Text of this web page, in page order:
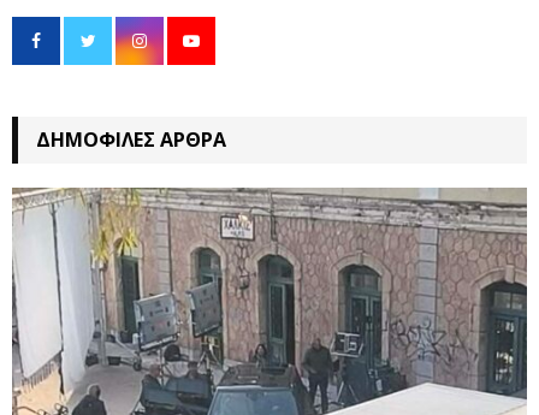
ΔΗΜΟΦΙΛΈΣ ΆΡΘΡΑ